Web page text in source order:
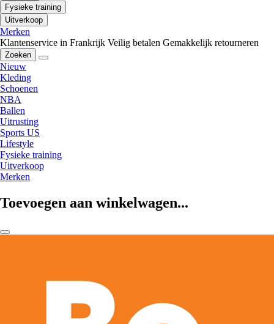
Fysieke training
Uitverkoop
Merken
Klantenservice in Frankrijk Veilig betalen Gemakkelijk retourneren
Zoeken
Nieuw
Kleding
Schoenen
NBA
Ballen
Uitrusting
Sports US
Lifestyle
Fysieke training
Uitverkoop
Merken
Toevoegen aan winkelwagen...